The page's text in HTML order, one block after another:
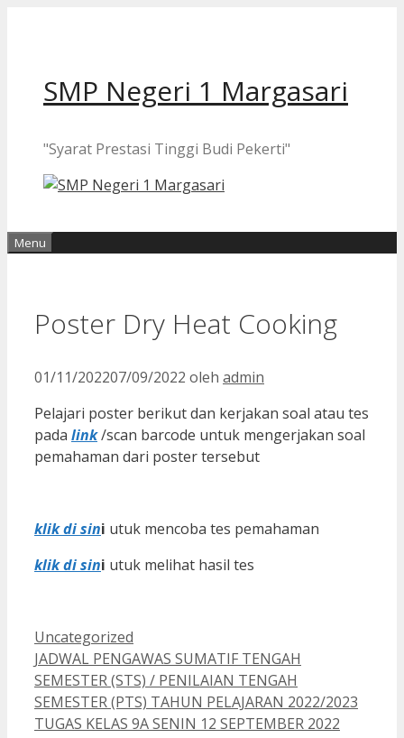
SMP Negeri 1 Margasari
"Syarat Prestasi Tinggi Budi Pekerti"
Menu
Poster Dry Heat Cooking
01/11/202207/09/2022 oleh admin
Pelajari poster berikut dan kerjakan soal atau tes
pada link/scan barcode untuk mengerjakan soal
pemahaman dari poster tersebut
klik di sini utuk mencoba tes pemahaman
klik di sini utuk melihat hasil tes
Kategori
Uncategorized
JADWAL PENGAWAS SUMATIF TENGAH
SEMESTER (STS) / PENILAIAN TENGAH
SEMESTER (PTS) TAHUN PELAJARAN 2022/2023
TUGAS KELAS 9A SENIN 12 SEPTEMBER 2022